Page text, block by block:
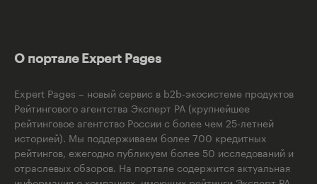
О портале Expert Pages
Expert Pages – новый сервис в b2b-экосистеме продуктов
Рейтингового агентства Эксперт РА (крупнейшее
рейтинговое агентство России с более чем 25-летней
историей). Мы поддерживаем более 700 кредитных
рейтингов, ежегодно публикуем более 50 исследований и
отраслевых обзоров. На портале содержится актуальная